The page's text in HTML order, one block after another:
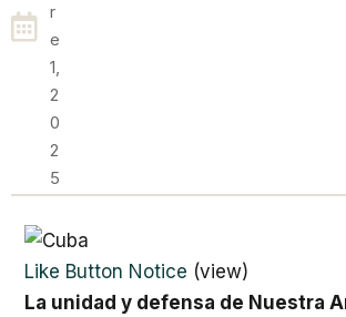
R
E
1,
2
0
2
5
Like Button Notice (view)
La unidad y defensa de Nuestra